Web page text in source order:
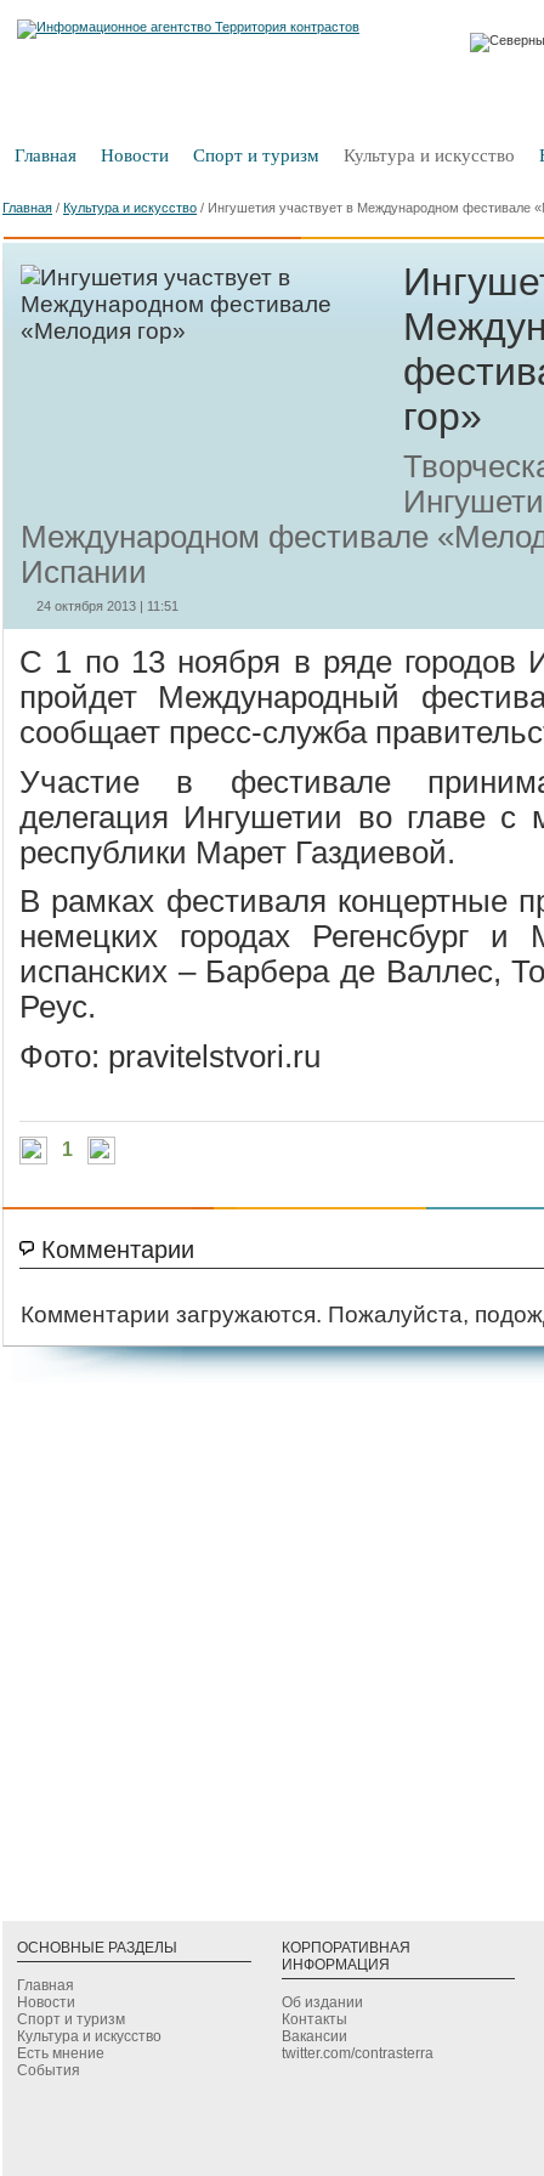
Главная Новости Спорт и туризм Культура и искусство
Главная / Культура и искусство / Ингушетия участвует в Международном фестивале
гор»
Международном фестивале
Испании
24 октября 2013 | 11:51
С 1 по 13 ноября в ряде городов
пройдет Международный
сообщает пресс-служба
Участие в фестивале
делегация Ингушетии во главе с
республики Марет Газдиевой.
В рамках фестиваля концертные
немецких городах Регенсбург
испанских – Барбера де Валлес,
Реус.
Фото: pravitelstvori.ru
1
Комментарии
Комментарии загружаются. Пожалуйста,
ОСНОВНЫЕ РАЗДЕЛЫ
Главная
Новости
Спорт и туризм
Культура и искусство
Есть мнение
События
КОРПОРАТИВНАЯ
ИНФОРМАЦИЯ
Об издании
Контакты
Вакансии
twitter.com/contrasterra